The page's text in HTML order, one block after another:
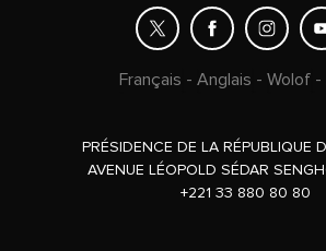
Français - Anglais - Wolof-
PRÉSIDENCE DE LA RÉPUBLIQUE
AVENUE LÉOPOLD SÉDAR
+221 33 880 80 80